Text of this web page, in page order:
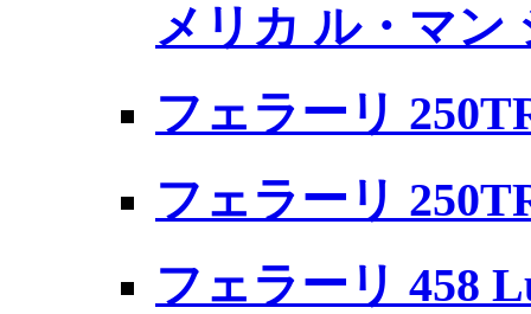
メリカ ル・マン
フェラーリ
フェラーリ
フェラーリ 458